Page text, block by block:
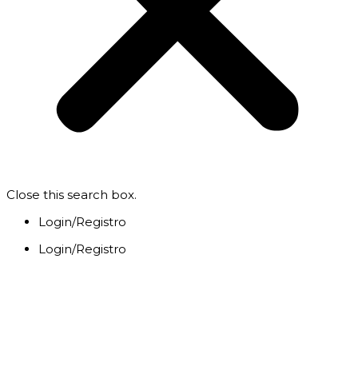
Close this search box.
Login/Registro
Login/Registro